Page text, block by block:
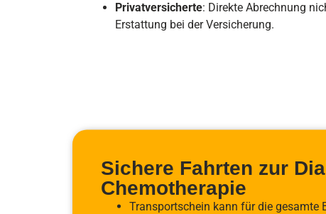
Privatversicherte: Direkte Abrechnung
Erstattung bei der Versicherung.
Sichere Fahrten zur
Chemotherapie
Transportschein kann für die gesamte